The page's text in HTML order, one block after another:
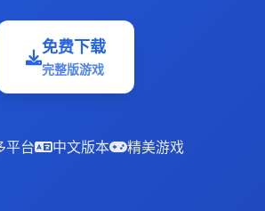
免费下载
完整版游戏
平台 中文版本 精美游戏